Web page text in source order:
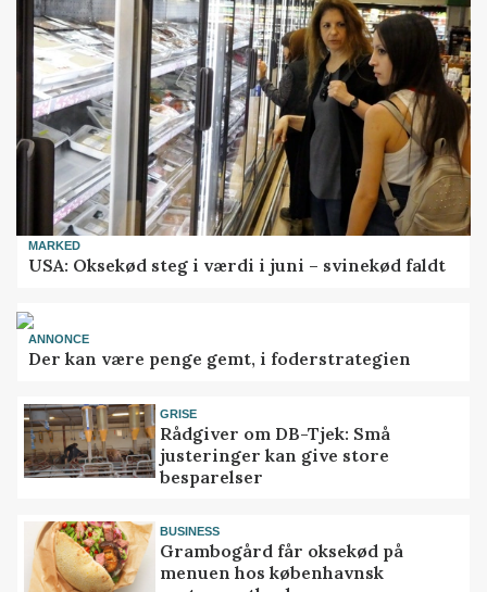
MARKED
USA: Oksekød steg i værdi i juni – svinekød faldt
ANNONCE
Der kan være penge gemt, i foderstrategien
GRISE
Rådgiver om DB-Tjek: Små
justeringer kan give store
besparelser
BUSINESS
Grambogård får oksekød på
menuen hos københavnsk